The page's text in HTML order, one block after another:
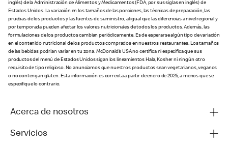
inglés) de la Administración de Alimentos y Medicamentos (FDA, por sus siglas en inglés) de
Estados Unidos. La variación en los tamaños de las porciones, las técnicas de preparación, las
pruebas de los productos y las fuentes de suministro, al igual que las diferencias a nivel regional y
por temporada pueden afectar los valores nutricionales de todos los productos. Además, las
formulaciones de los productos cambian periódicamente. Es de esperarse algún tipo de variación
en el contenido nutricional de los productos comprados en nuestros restaurantes. Los tamaños
de las bebidas podrían variar en tu zona. McDonald’s USA no certifica ni especifica que sus
productos del menú de Estados Unidos sigan los lineamientos Hala, Kosher ni ningún otro
requisito de tipo religioso. No anunciamos que nuestros productos sean vegetarianos, veganos
o no contengan gluten. Esta información es correcta a partir de enero de 2025, a menos que se
especifique lo contrario.
Acerca de nosotros
Servicios